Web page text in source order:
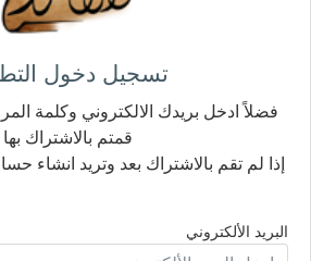
تسجيل دخول
فضلاً ادخل بريدك الالكتروني وكلمة
قمتم بالاشتراك بها
إذا لم تقم بالاشتراك بعد وتريد انشاء
البريد الألكتروني